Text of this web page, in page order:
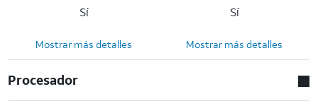
Sí
Sí
Mostrar más detalles Mostrar más detalles
Procesador